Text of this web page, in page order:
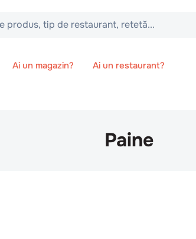
tip de restaurant, retetă...
Ai un magazin? Ai un restaurant?
Paine